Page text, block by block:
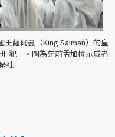
薩爾曼（King Salman）的皇
犯」。圖為先前孟加拉示威者
社